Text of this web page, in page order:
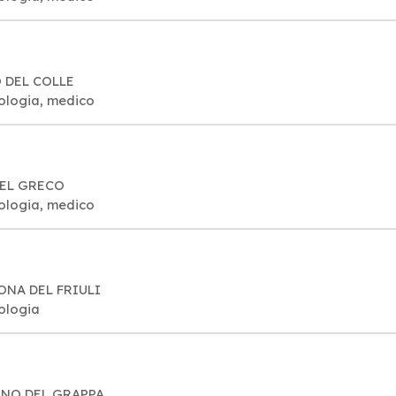
COLLE
medico
GRECO
medico
DEL FRIULI